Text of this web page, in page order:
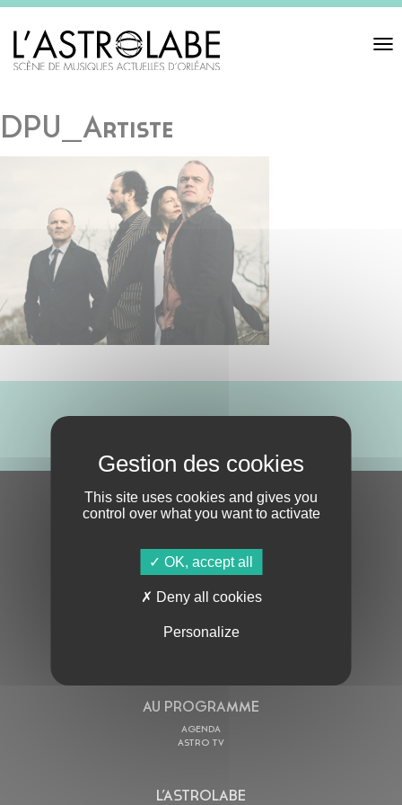
Toggle
DPU_Artiste
S'ABONNER À LA NEWSLETTER
AU PROGRAMME
AGENDA
ASTRO TV
L’ASTROLABE
This site uses cookies and gives you
control over what you want to activate
OK, accept all
Deny all cookies
Personalize